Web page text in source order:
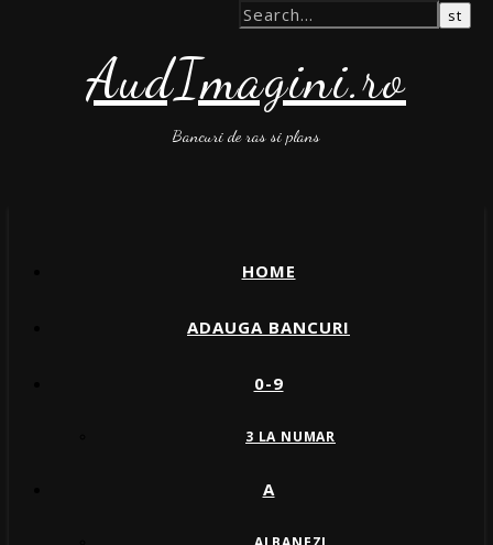
AudImagini.ro
Bancuri de ras si plans
HOME
ADAUGA BANCURI
0-9
3 LA NUMAR
A